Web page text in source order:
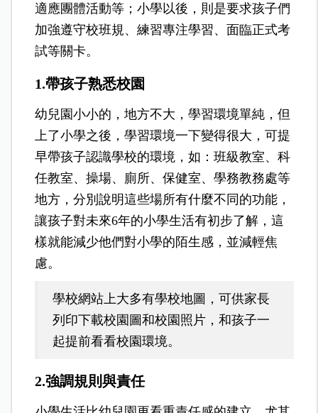
適應團體活動等；小學以後，則是要求孩子們
加強遵守校班規、練習專注學習、面臨正式考
試等關卡。
1.帶孩子熟悉校園
幼兒園小小的，地方不大，學習環境單純，但
上了小學之後，學習環境一下變得很大，可提
早帶孩子認識學校的環境，如：班級教室、科
任教室、操場、廁所、保健室、學務教務處等
地方，分別說明這些場所有什麼不同的功能，
讓孩子對未來6年的小學生活有初步了解，這
樣就能減少他們對小學的陌生感，並減輕焦
慮。
學校網站上大多有學校地圖，可供家長
列印下載校園圖和校園照片，和孩子一
起提前看看校園環境。
2.強調規則與責任